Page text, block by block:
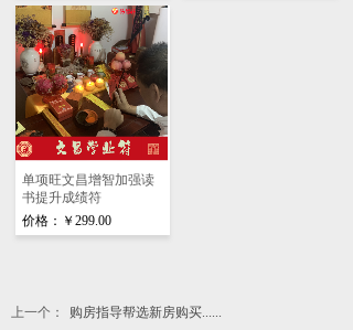
单项旺文昌增智加强读
书提升成绩符
价格： ￥299.00
上一个：
购房指导帮选新房购买......